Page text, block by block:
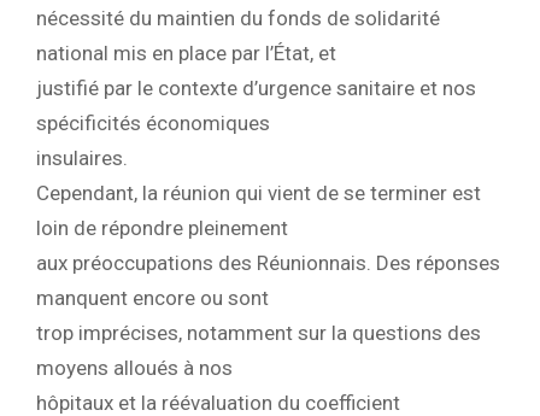
nécessité du maintien du fonds de solidarité
national mis en place par l’État, et
justifié par le contexte d’urgence sanitaire et nos
spécificités économiques
insulaires.
Cependant, la réunion qui vient de se terminer est
loin de répondre pleinement
aux préoccupations des Réunionnais. Des réponses
manquent encore ou sont
trop imprécises, notamment sur la questions des
moyens alloués à nos
hôpitaux et la réévaluation du coefficient